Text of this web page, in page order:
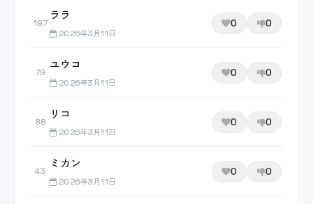
197
ララ
2026年3月11日
0 0
79
ユウコ
2026年3月11日
0 0
88
リコ
2026年3月11日
0 0
43
ミカン
2026年3月11日
0 0